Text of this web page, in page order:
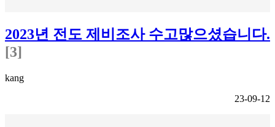
2023년 전도 제비조사 수고많으셨습니다.
[3]
kang
23-09-12